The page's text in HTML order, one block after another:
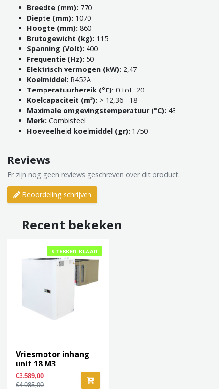
Breedte (mm): 770
Diepte (mm): 1070
Hoogte (mm): 860
Brutogewicht (kg): 115
Spanning (Volt): 400
Frequentie (Hz): 50
Elektrisch vermogen (kW): 2,47
Koelmiddel: R452A
Temperatuurbereik (°C): 0 tot -20
Koelcapaciteit (m³): > 12,36 - 18
Maximale omgevingstemperatuur (°C): 43
Merk: Combisteel
Hoeveelheid koelmiddel (gr): 1750
Reviews
Er zijn nog geen reviews geschreven over dit product.
Beoordeling schrijven
Recent bekeken
STEKKER KLAAR
Vriesmotor inhang
unit 18 M3
€3.589,00
€4.985,00